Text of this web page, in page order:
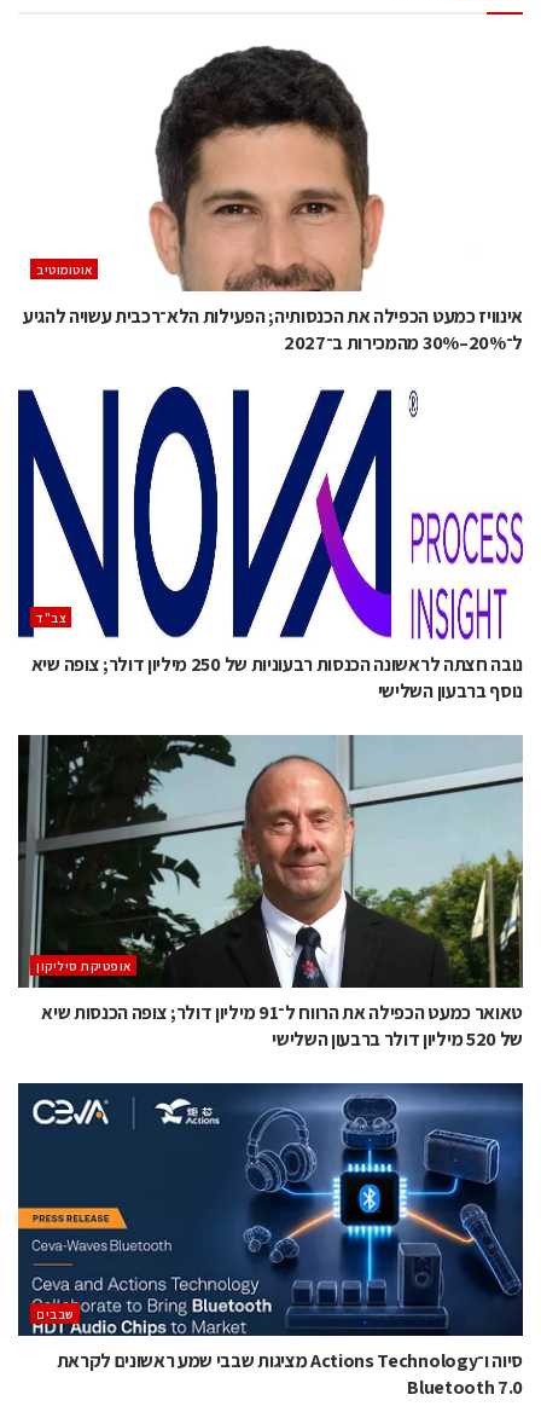
אוטומוטיב
אינוויז כמעט הכפילה את הכנסותיה; הפעילות הלא־רכבית עשויה להגיע
ל־20%–30% מהמכירות ב־2027
‫צב"ד‬
נובה חצתה לראשונה הכנסות רבעוניות של 250 מיליון דולר; צופה שיא
נוסף ברבעון השלישי
אופטיקת סיליקון
טאואר כמעט הכפילה את הרווח ל־91 מיליון דולר; צופה הכנסות שיא
של 520 מיליון דולר ברבעון השלישי
‫שבבים‬
סיוה ו־Actions Technology מציגות שבבי שמע ראשונים לקראת
Bluetooth 7.0